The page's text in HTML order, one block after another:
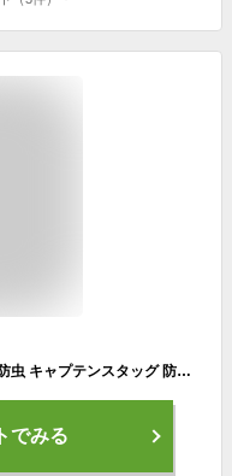
メンズ パジャマ 長袖 紳士 ルームウェア 防虫 キャプテンスタッグ 防虫加工 上下セット M〜LL ルームウエア 長ズボン ナイトウェア 春 秋 部屋着 上下 男性 アウトドア アウトドアブランド 父の日
でみる